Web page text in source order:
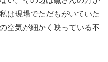
は現場でただもがいていた
空気が細かく映っている不